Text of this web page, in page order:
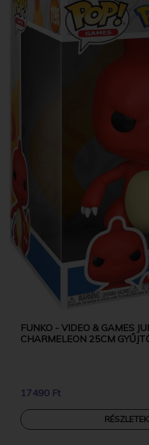
FUNKO - VIDEO & GAMES
CHARMELEON 25CM
17490 Ft
RÉSZLETEK